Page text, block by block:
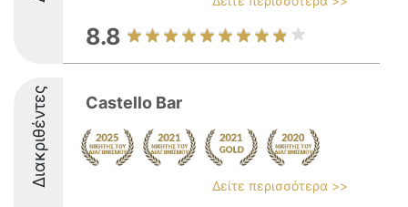
8.8
Διακριθέντες Castello Bar
Δείτε περισσότερα >>